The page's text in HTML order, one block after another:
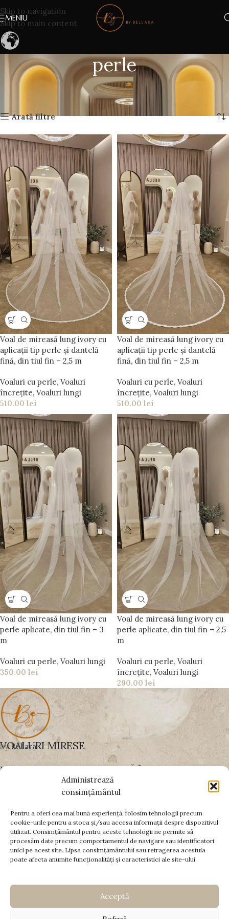
Administrează
consimțământul
Pentru a oferi cea mai bună experiență, folosim tehnologii precum
cookie-urile pentru a stoca și/sau accesa informații despre dispozitivul
utilizat. Consimțământul pentru aceste tehnologii ne permite să
procesăm date precum comportamentul de navigare sau identificatori
unici pe acest site. Lipsa consimțământului sau retragerea acestuia
poate afecta anumite funcționalități și caracteristici ale site-ului.
Acceptă
Skip to navigation
Skip to main content
MENIU
perle
Prima pagină
Produse etichetate „perle”
Afișez toate cele 4 rezultate
Arată filtre
Voal de mireasă lung ivory cu
aplicații tip perle și dantelă
fină, din tiul fin – 2,5 m
Voaluri cu perle, Voaluri
încrețite, Voaluri lungi
510.00 lei
Voal de mireasă lung ivory cu
aplicații tip perle și dantelă
fină, din tiul fin – 2,5 m
Voaluri cu perle, Voaluri
încrețite, Voaluri lungi
510.00 lei
Voal de mireasă lung ivory cu
perle aplicate, din tiul fin – 3
m
Voaluri cu perle, Voaluri lungi
350.00 lei
Voal de mireasă lung ivory cu
perle aplicate, din tiul fin – 2,5
m
Voaluri cu perle, Voaluri
încrețite, Voaluri lungi
290.00 lei
VOALURI MIRESE
byBellara
UN VOAL BINE ALES SCHIMBĂ ÎNTREAGA
PLĂȚI SECURIZATE PRIN:
DATE FISCALE
Termeni și condiții|Politica de cookies|Livrare și retur|
Plată
www.voalurimirese.ro